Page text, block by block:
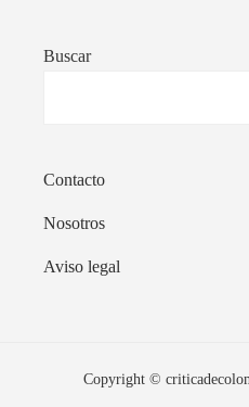
Buscar
Contacto
Nosotros
Aviso legal
Copyright ©